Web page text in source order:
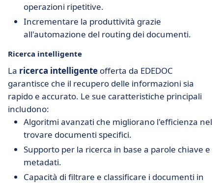
operazioni ripetitive.
Incrementare la produttività grazie
all'automazione del routing dei documenti.
Ricerca intelligente
La ricerca intelligente offerta da EDEDOC
garantisce che il recupero delle informazioni sia
rapido e accurato. Le sue caratteristiche principali
includono:
Algoritmi avanzati che migliorano l'efficienza nel
trovare documenti specifici.
Supporto per la ricerca in base a parole chiave e
metadati.
Capacità di filtrare e classificare i documenti in